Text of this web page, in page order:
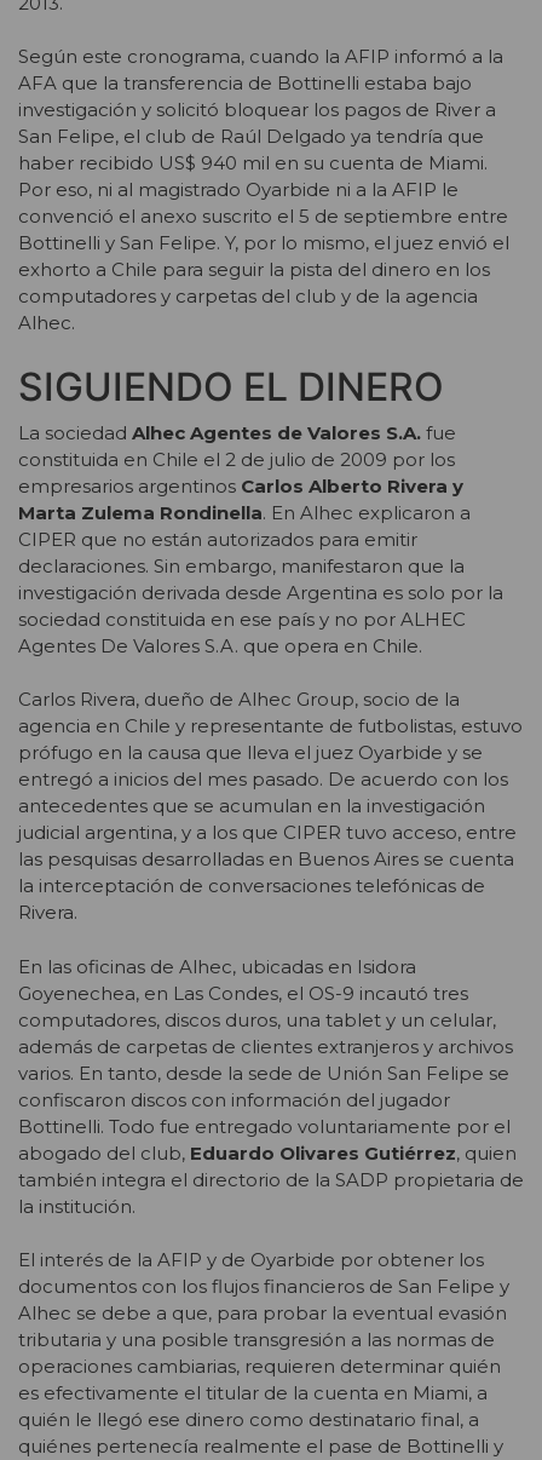
Según este cronograma, cuando la AFIP informó a la
AFA que la transferencia de Bottinelli estaba bajo
investigación y solicitó bloquear los pagos de River a
San Felipe, el club de Raúl Delgado ya tendría que
haber recibido US$ 940 mil en su cuenta de Miami.
Por eso, ni al magistrado Oyarbide ni a la AFIP le
convenció el anexo suscrito el 5 de septiembre entre
Bottinelli y San Felipe. Y, por lo mismo, el juez envió el
exhorto a Chile para seguir la pista del dinero en los
computadores y carpetas del club y de la agencia
Alhec.
SIGUIENDO EL DINERO
La sociedad Alhec Agentes de Valores S.A. fue
constituida en Chile el 2 de julio de 2009 por los
empresarios argentinos Carlos Alberto Rivera y
Marta Zulema Rondinella. En Alhec explicaron a
CIPER que no están autorizados para emitir
declaraciones. Sin embargo, manifestaron que la
investigación derivada desde Argentina es solo por la
sociedad constituida en ese país y no por ALHEC
Agentes De Valores S.A. que opera en Chile.
Carlos Rivera, dueño de Alhec Group, socio de la
agencia en Chile y representante de futbolistas, estuvo
prófugo en la causa que lleva el juez Oyarbide y se
entregó a inicios del mes pasado. De acuerdo con los
antecedentes que se acumulan en la investigación
judicial argentina, y a los que CIPER tuvo acceso, entre
las pesquisas desarrolladas en Buenos Aires se cuenta
la interceptación de conversaciones telefónicas de
Rivera.
En las oficinas de Alhec, ubicadas en Isidora
Goyenechea, en Las Condes, el OS-9 incautó tres
computadores, discos duros, una tablet y un celular,
además de carpetas de clientes extranjeros y archivos
varios. En tanto, desde la sede de Unión San Felipe se
confiscaron discos con información del jugador
Bottinelli. Todo fue entregado voluntariamente por el
abogado del club, Eduardo Olivares Gutiérrez, quien
también integra el directorio de la SADP propietaria de
la institución.
El interés de la AFIP y de Oyarbide por obtener los
documentos con los flujos financieros de San Felipe y
Alhec se debe a que, para probar la eventual evasión
tributaria y una posible transgresión a las normas de
operaciones cambiarias, requieren determinar quién
es efectivamente el titular de la cuenta en Miami, a
quién le llegó ese dinero como destinatario final, a
quiénes pertenecía realmente el pase de Bottinelli y